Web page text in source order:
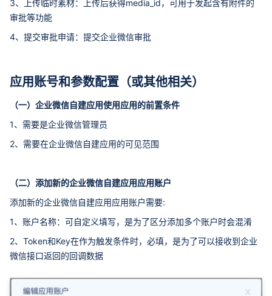
3、上传临时素材：上传后获得media_id，可用于发起含有附件的
审批等功能
4、提交审批申请：提交企业微信审批
应用账号和参数配置（或其他相关）
（一）企业微信自建应用使用应用的前置条件
1、需要是企业微信管理员
2、需要在企业微信自建应用的可见范围
（二）添加新的企业微信自建应用应用账户
添加新的企业微信自建应用应用账户需要:
1、账户名称：可自定义填写，是为了区分添加多个账户时会混淆
2、Token和Key在作为触发条件时，必填，是为了可以接收到企业
微信接口返回的回调数据